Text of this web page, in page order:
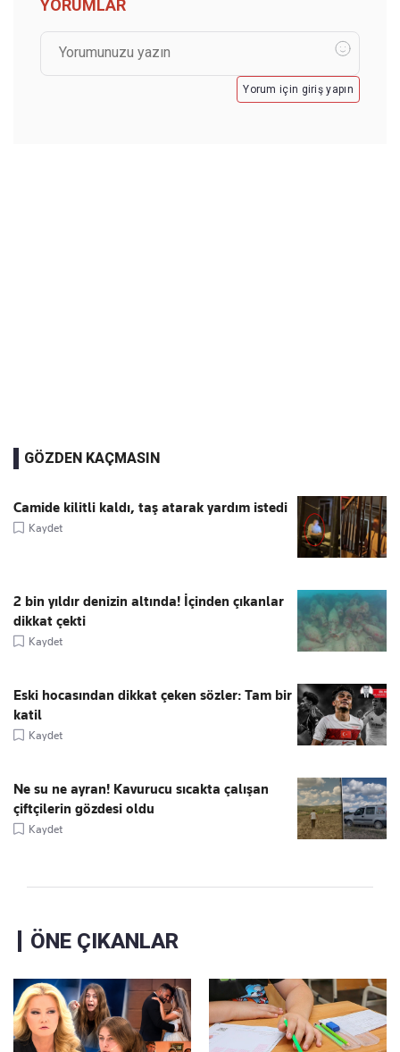
YORUMLAR
Yorum için giriş yapın
GÖZDEN KAÇMASIN
Camide kilitli kaldı, taş atarak yardım istedi
Kaydet
2 bin yıldır denizin altında! İçinden çıkanlar
dikkat çekti
Kaydet
Eski hocasından dikkat çeken sözler: Tam bir
katil
Kaydet
Ne su ne ayran! Kavurucu sıcakta çalışan
çiftçilerin gözdesi oldu
Kaydet
ÖNE ÇIKANLAR